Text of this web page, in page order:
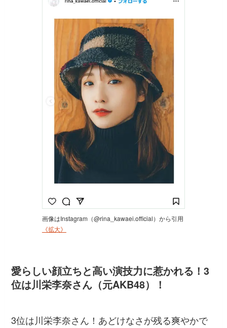
画像はInstagram（@rina_kawaei.official）から引用
《拡大》
愛らしい顔立ちと高い演技力に惹かれる！3
位は川栄李奈さん（元AKB48）！
3位は川栄李奈さん！あどけなさが残る爽やかで